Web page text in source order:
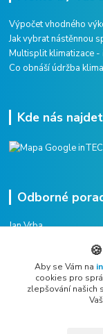
Výpočet vhodného
Jak vybrat nástěnnou
Multisplit klimatizace -
Co obnáší údržba
Kde nás
Odborné
Jan Vrba
vrba@intechna.cz
Aby se Vám na
cookies pro
zlepšování našich